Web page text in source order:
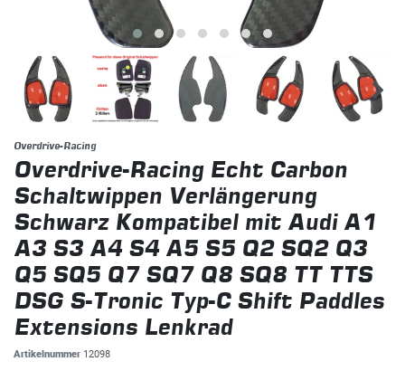
Overdrive-Racing
Overdrive-Racing Echt Carbon
Schaltwippen Verlängerung
Schwarz Kompatibel mit Audi A1
A3 S3 A4 S4 A5 S5 Q2 SQ2 Q3
Q5 SQ5 Q7 SQ7 Q8 SQ8 TT TTS
DSG S-Tronic Typ-C Shift Paddles
Extensions Lenkrad
Artikelnummer 12098